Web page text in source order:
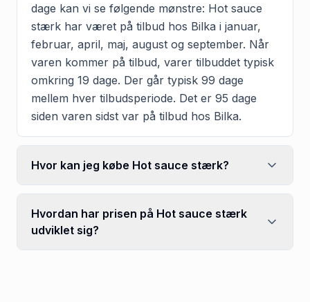
dage kan vi se følgende mønstre: Hot sauce
stærk har været på tilbud hos Bilka i januar,
februar, april, maj, august og september. Når
varen kommer på tilbud, varer tilbuddet typisk
omkring 19 dage. Der går typisk 99 dage
mellem hver tilbudsperiode. Det er 95 dage
siden varen sidst var på tilbud hos Bilka.
Hvor kan jeg købe Hot sauce stærk?
Hvordan har prisen på Hot sauce stærk
udviklet sig?